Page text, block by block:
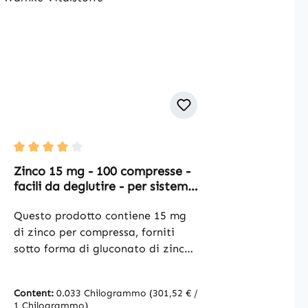
Average rating of 4 out of 5 stars
Zinco 15 mg - 100 compresse -
facili da deglutire - per sistema
capelli e altro - alto dosaggio e
vegano | Warnke Vitalstoffe
Questo prodotto contiene 15 mg
di zinco per compressa, forniti
sotto forma di gluconato di zinco,
formulate con cellulosa
Content: 0.033 Chilogrammo (301,52 € /
1 Chilogrammo)